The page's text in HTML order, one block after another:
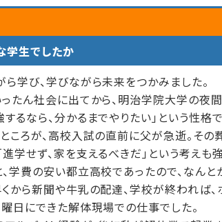
学生でしたか
ら学び、学びながら未来をつかみました。
ったん社会に出てから、明治学院大学の夜
するなら、分かるまでやりたい」という性
ところが、高校入試の直前に父が急逝。そ
進学せず、家を支えるべきだ」という考え
、学費の安い都立高校であったので、なん
くから新聞や牛乳の配達、学校が終われば
曜日にできた解体現場での仕事でした。